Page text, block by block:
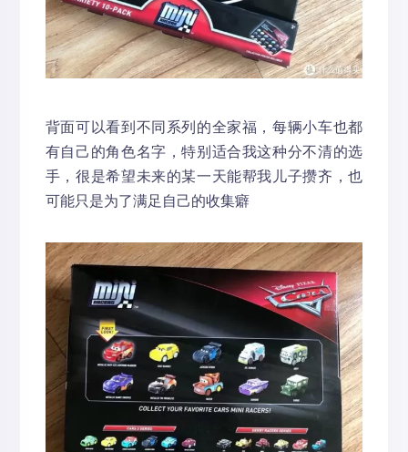
背面可以看到不同系列的全家福，每辆小车也都
有自己的角色名字，特别适合我这种分不清的选
手，很是希望未来的某一天能帮我儿子攒齐，也
可能只是为了满足自己的收集癖